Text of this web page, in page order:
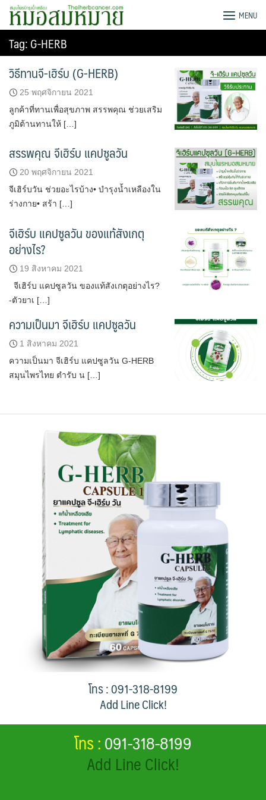
SkipG-HERB หมอสมหมาย MENU
Tag:G-HERB
วิธีทานจี-เฮิร์บ (G-HERB)
25 พฤศจิกายน 2021
ลูกค้าที่ทานเพื่อสุขภาพ สรรพคุณ ช่วยเสริม
ภูมิต้านทานให้ […]
สรรพคุณ จีเฮิร์บ แคปซูลวัน
20 พฤศจิกายน 2021
จีเฮิร์บวัน ช่วยอะไรบ้าง• บำรุงน้ำเหลืองใน
ร่างกาย• สร้า […]
จีเฮิร์บ แคปซูลวัน ของแท้สังเกตุ
อย่างไร?
19 สิงหาคม 2021
จีเฮิร์บ แคปซูลวัน ของแท้สังเกตุอย่างไร?
-ตัวยาเ […]
ความเป็นมา จีเฮิร์บ แคปซูลวัน
1 สิงหาคม 2021
ความเป็นมา จีเฮิร์บ แคปซูลวัน G-HERB
สมุนไพรไทย ตำรับ น […]
โทร : 091-318-8199
Add Line Click!
โทร :091-318-8199
Add Line Click!